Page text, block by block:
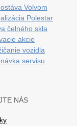
Volvom
Polestar
čelného skla
akcie
vozidla
servisu
NÁS